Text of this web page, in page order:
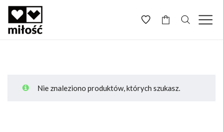
Nie znaleziono produktów, których szukasz.